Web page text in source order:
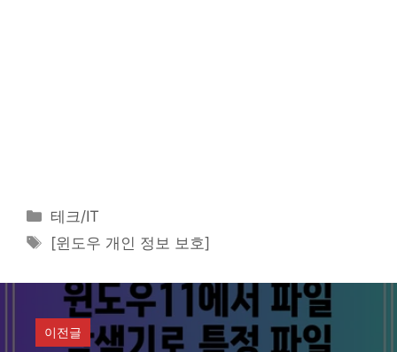
카
테
리
테크/IT
태
[윈도우 개인 정보 보호]
이전글